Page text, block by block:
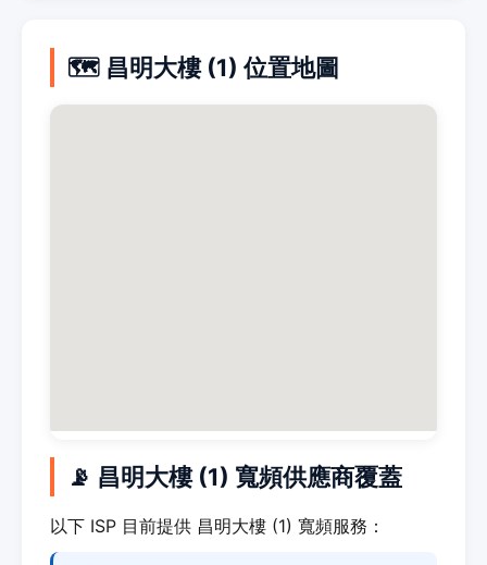
🗺️ 昌明大樓 (1) 位置地圖
📡 昌明大樓 (1) 寬頻供應商覆蓋
以下 ISP 目前提供 昌明大樓 (1) 寬頻服務：